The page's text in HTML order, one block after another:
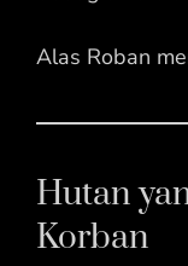
Alas Roban
Hutan
Korban